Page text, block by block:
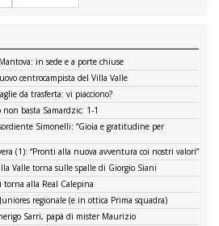
in sede e a porte chiuse
centrocampista del Villa Valle
da trasferta: vi piacciono?
basta Samardzic: 1-1
Simonelli: “Gioia e gratitudine per
(1): “Pronti alla nuova avventura coi nostri valori”
Valle torna sulle spalle di Giorgio Siani
torna alla Real Calepina
regionale (e in ottica Prima squadra)
Sarri, papà di mister Maurizio